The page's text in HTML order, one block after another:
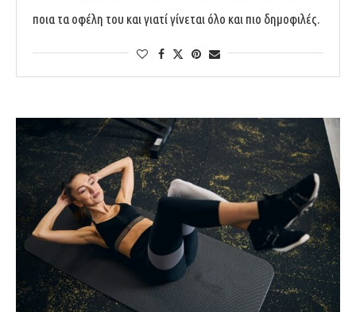
ποια τα οφέλη του και γιατί γίνεται όλο και πιο δημοφιλές.